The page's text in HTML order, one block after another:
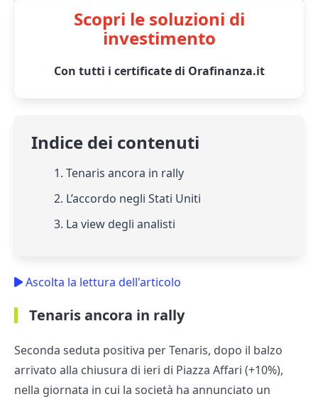
Scopri le soluzioni di
investimento
Con tutti i certificate di Orafinanza.it
Indice dei contenuti
1. Tenaris ancora in rally
2. L’accordo negli Stati Uniti
3. La view degli analisti
Ascolta la lettura dell'articolo
Tenaris ancora in rally
Seconda seduta positiva per Tenaris, dopo il balzo
arrivato alla chiusura di ieri di Piazza Affari (+10%),
nella giornata in cui la società ha annunciato un